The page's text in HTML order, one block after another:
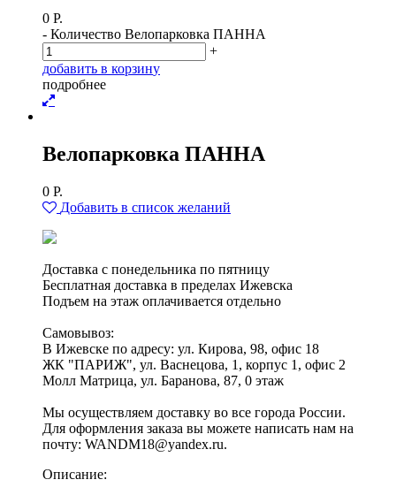
0 Р.
- Количество Велопарковка ПАННА
+
добавить в корзину
подробнее
Велопарковка ПАННА
0 Р.
Добавить в список желаний
Доставка с понедельника по пятницу
Бесплатная доставка в пределах Ижевска
Подъем на этаж оплачивается отдельно
Самовывоз:
В Ижевске по адресу: ул. Кирова, 98, офис 18
ЖК "ПАРИЖ", ул. Васнецова, 1, корпус 1, офис 2
Молл Матрица, ул. Баранова, 87, 0 этаж
Мы осуществляем доставку во все города России.
Для оформления заказа вы можете написать нам на
почту: WANDM18@yandex.ru.
Описание: